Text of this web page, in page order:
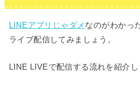
LINEアプリじゃダメ なのがわかっ
ライブ配信してみましょう。
LINE LIVEで配信する流れを紹介し